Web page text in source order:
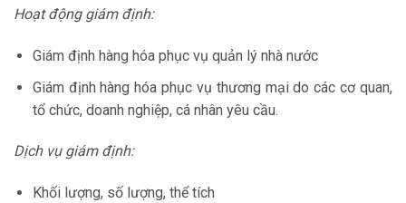
Hoạt động giám định:
Giám định hàng hóa phục vụ quản lý nhà nước
Giám định hàng hóa phục vụ thương mại do các cơ quan,
tổ chức, doanh nghiệp, cá nhân yêu cầu.
Dịch vụ giám định:
Khối lượng, số lượng, thể tích